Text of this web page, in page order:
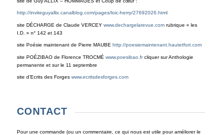
http://inviteguyallix.canalblog.com/pages/loic-herry/27692026.html
site DÉCHARGE de Claude VERCEY www.dechargelarevue.comrubrique « les
I.D. » n° 142 et 143
site Poésie maintenant de Pierre MAUBE http://poesiemaintenant.hautetfort.com
site POÉZIBAO de Florence TROCMÉ www.poesibao.frcliquer sur Anthologie
permanente et sur le 11 septembre
site d’Ecrits des Forges www.ecritsdesforges.com
CONTACT
Pour une commande (ou un commentaire, ce qui nous est utile pour améliorer le